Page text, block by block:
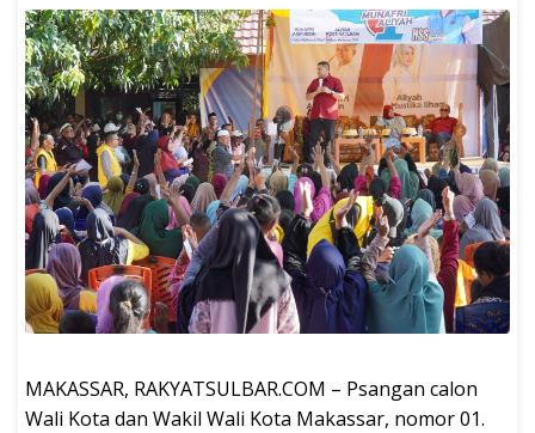
MAKASSAR, RAKYATSULBAR.COM – Psangan calon
Wali Kota dan Wakil Wali Kota Makassar, nomor 01.